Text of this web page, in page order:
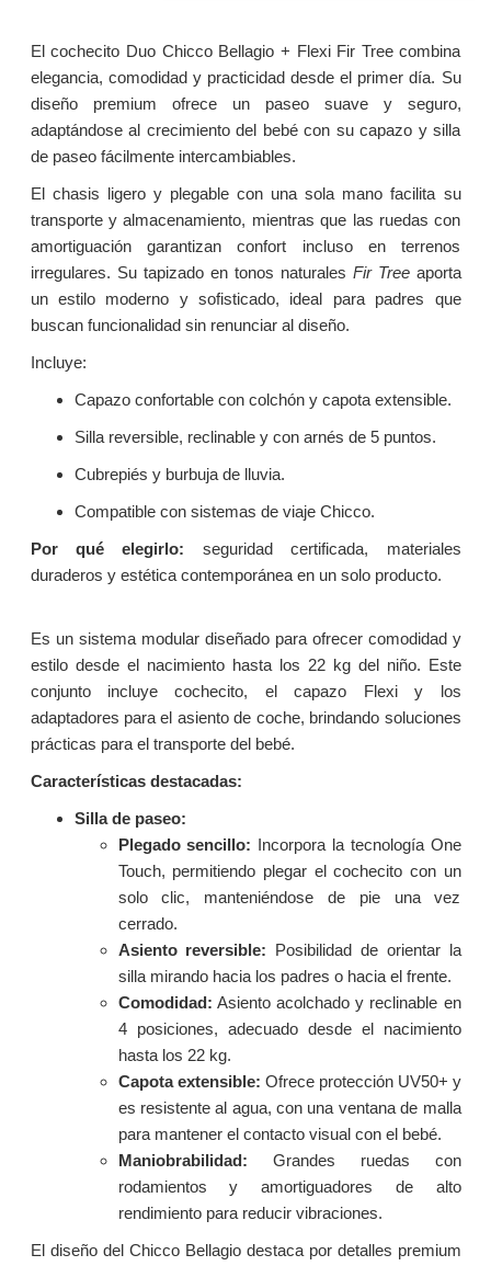
El cochecito Duo Chicco Bellagio + Flexi Fir Tree combina
elegancia, comodidad y practicidad desde el primer día. Su
diseño premium ofrece un paseo suave y seguro,
adaptándose al crecimiento del bebé con su capazo y silla
de paseo fácilmente intercambiables.
El chasis ligero y plegable con una sola mano facilita su
transporte y almacenamiento, mientras que las ruedas con
amortiguación garantizan confort incluso en terrenos
irregulares. Su tapizado en tonos naturales Fir Treeaporta
un estilo moderno y sofisticado, ideal para padres que
buscan funcionalidad sin renunciar al diseño.
Incluye:
Capazo confortable con colchón y capota extensible.
Silla reversible, reclinable y con arnés de 5 puntos.
Cubrepiés y burbuja de lluvia.
Compatible con sistemas de viaje Chicco.
Por qué elegirlo: seguridad certificada, materiales
duraderos y estética contemporánea en un solo producto.
Es un sistema modular diseñado para ofrecer comodidad y
estilo desde el nacimiento hasta los 22 kg del niño. Este
conjunto incluyecochecito, el capazo Flexi y los
adaptadores para el asiento de coche, brindando soluciones
prácticas para el transporte del bebé.
Características destacadas:
Silla de paseo:
Plegado sencillo: Incorpora la tecnología One
Touch, permitiendo plegar el cochecito con un
solo clic, manteniéndose de pie una vez
cerrado.
Asiento reversible: Posibilidad de orientar la
silla mirando hacia los padres o hacia el frente.
Comodidad: Asiento acolchado y reclinable en
4 posiciones, adecuado desde el nacimiento
hasta los 22 kg.
Capota extensible: Ofrece protección UV50+ y
es resistente al agua, con una ventana de malla
para mantener el contacto visual con el bebé.
Maniobrabilidad: Grandes ruedas con
rodamientos y amortiguadores de alto
rendimiento para reducir vibraciones.
El diseño del Chicco Bellagio destaca por detalles premium